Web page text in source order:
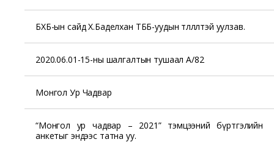
БХБ-ын сайд Х.Баделхан ТББ-уудын төлөөлөлтэй уулзав.
2020.06.01-15-ны шалгалтын тушаал А/82
Монгол Ур Чадвар
“Монгол ур чадвар – 2021” тэмцээний бүртгэлийн
анкетыг эндээс татна уу.